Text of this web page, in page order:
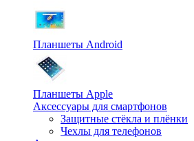
Планшеты Android
Планшеты Apple
Аксессуары для смартфонов
Защитные стёкла и плёнки
Чехлы для телефонов